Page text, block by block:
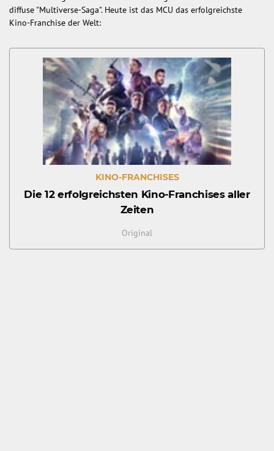
diffuse "Multiverse-Saga". Heute ist das MCU das erfolgreichste
Kino-Franchise der Welt:
KINO-FRANCHISES
Die 12 erfolgreichsten Kino-Franchises aller
Zeiten
Original